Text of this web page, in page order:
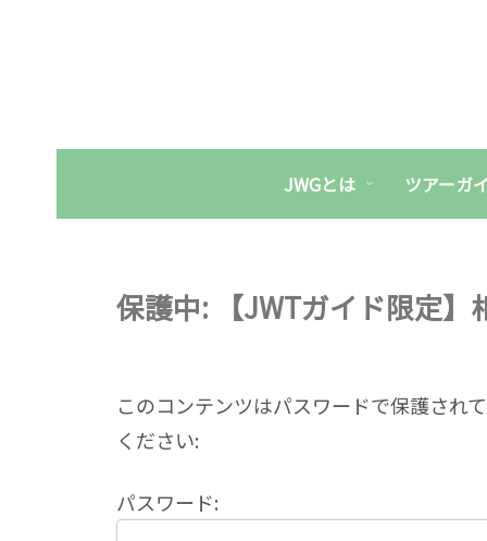
JWGとは ツアーガ
保護中: 【JWTガイド限定】
このコンテンツはパスワードで保護され
ください:
パスワード: